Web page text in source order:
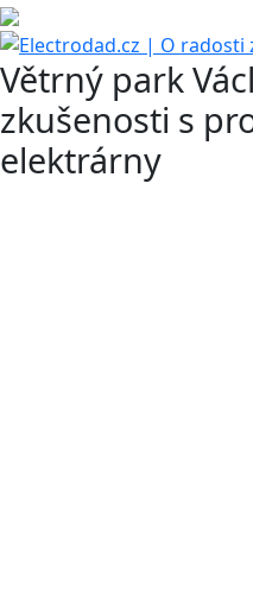
Větrný park
zkušenosti s
elektrárny